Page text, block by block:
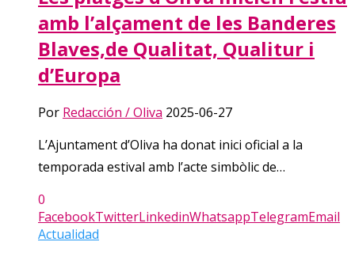
amb l’alçament de les Banderes
Blaves,de Qualitat, Qualitur i
d’Europa
Por Redacción / Oliva 2025-06-27
L’Ajuntament d’Oliva ha donat inici oficial a la
temporada estival amb l’acte simbòlic de…
0
FacebookTwitterLinkedinWhatsappTelegramEmail
Actualidad